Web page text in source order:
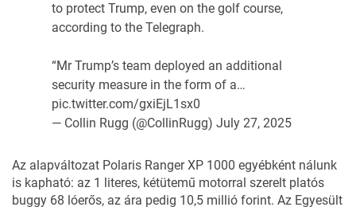
to protect Trump, even on the golf course,
according to the Telegraph.
“Mr Trump’s team deployed an additional
security measure in the form of a…
pic.twitter.com/gxiEjL1sx0
— Collin Rugg (@CollinRugg) July 27, 2025
Az alapváltozat Polaris Ranger XP 1000 egyébként nálunk
is kapható: az 1 literes, kétütemű motorral szerelt platós
buggy 68 lóerős, az ára pedig 10,5 millió forint. Az Egyesült